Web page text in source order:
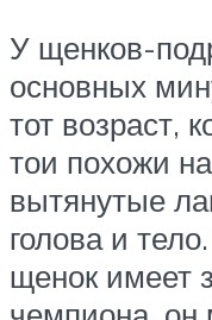
У щенков-
основных
тот возраст,
тои похожи
вытянутые
голова и
щенок имеет